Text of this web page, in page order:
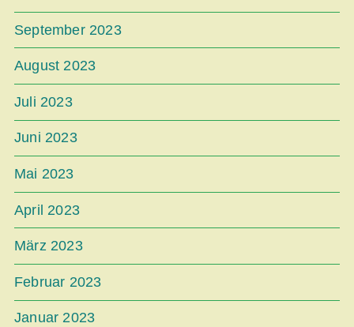
September 2023
August 2023
Juli 2023
Juni 2023
Mai 2023
April 2023
März 2023
Februar 2023
Januar 2023